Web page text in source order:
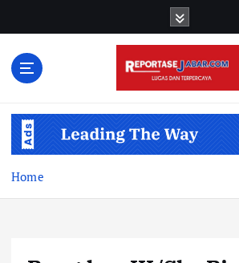
Home